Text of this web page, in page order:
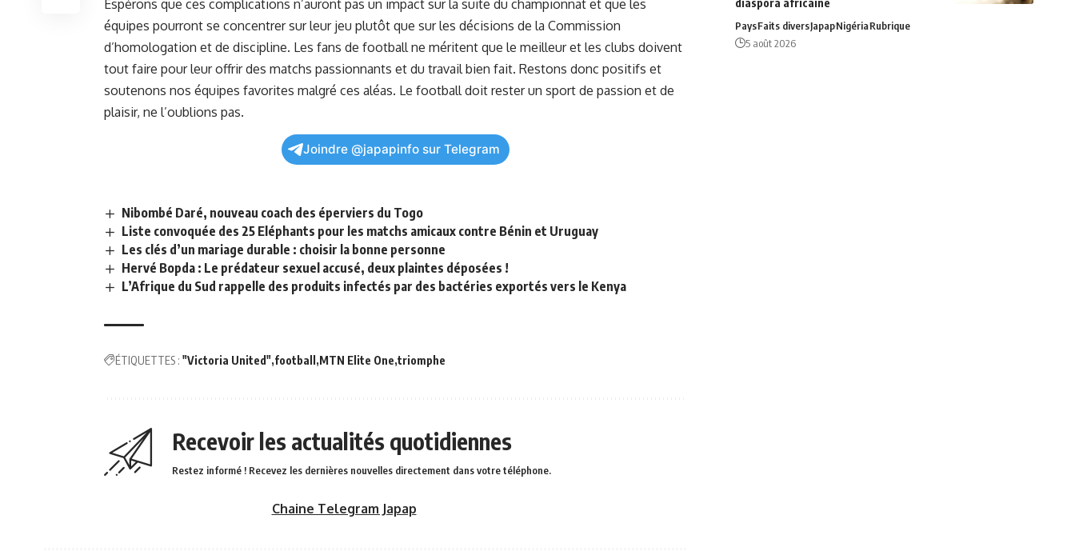
Espérons que ces⁢ complications n’auront pas un impact sur la suite⁣ du championnat ‌et que ​les
équipes pourront se concentrer sur leur jeu plutôt que sur les décisions de ‍la ‍Commission
d’homologation et de discipline. ⁣Les fans de football ne méritent que le meilleur‌ et les⁢ clubs doivent
tout faire pour leur offrir des matchs passionnants et du travail bien fait. Restons donc positifs et
soutenons nos équipes favorites malgré ces aléas. Le football ​doit rester un sport de passion et‍ de
⁣plaisir, ne l’oublions pas.
Joindre @japapinfo sur Telegram
Nibombé Daré, nouveau coach des éperviers du Togo
Liste convoquée des 25 Eléphants pour les matchs amicaux contre Bénin et Uruguay
Les clés d’un mariage durable : choisir la bonne personne
Hervé Bopda : Le prédateur sexuel accusé, deux plaintes déposées !
L’Afrique du Sud rappelle des produits infectés par des bactéries exportés vers le Kenya
ÉTIQUETTES : "Victoria United" football MTN Elite One triomphe
Recevoir les actualités quotidiennes
Restez informé ! Recevez les dernières nouvelles directement dans votre téléphone.
Chaine Telegram Japap
diaspora africaine
PaysFaits diversJapapNigériaRubrique
5 août 2026